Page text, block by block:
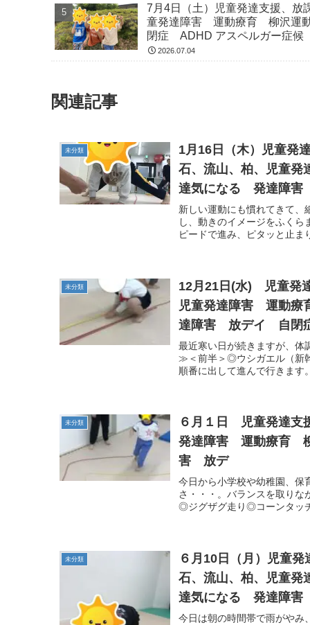
7月4日（土）児童発達支援、放
童発達障害 運動療育 柳沢運
閉症 ADHD アスペルガー症候
2026.07.04
関連記事
未分類
1月16日（木）児童発
石、流山、柏、児童
達気になる 発達障
新しい運動にも慣れてきて、
し、動きのイメージをふく
ピードで進み、ピタッと止
未分類
12月21日(水) 児童発
児童発達障害 運動
達障害 放デイ 自閉
最近寒い日が続きますが、
≫＜前半＞◎ウシガエル（新
順番に出して進んで行きま
未分類
６月１日 児童発達支
発達障害 運動療育
害 放デ
今日から小学校や幼稚園、保
さ・・・。バランスを取りな
◎ジグザグ走り◎コーンタッ
未分類
６月10日（月）児童
石、流山、柏、児童
達気になる 発達障
今日は朝の時間帯で雨がや